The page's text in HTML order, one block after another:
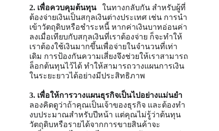
2. เพื่อควบคุมต้นทุน ในทางกลับกัน สำหรับผู้ที่
ต้องจ่ายเงินเป็นสกุลเงินต่างประเทศ เช่น การนำ
เข้าวัตถุดิบหรือชำระหนี้ หากค่าเงินบาทอ่อนค่า
ลงเมื่อเทียบกับสกุลเงินที่เราต้องจ่าย ก็จะทำให้
เราต้องใช้เงินมากขึ้นเพื่อจ่ายในจำนวนที่เท่า
เดิม การป้องกันความเสี่ยงจึงช่วยให้เราสามารถ
ล็อกต้นทุนไว้ได้ ทำให้สามารถวางแผนการเงิน
ในระยะยาวได้อย่างมีประสิทธิภาพ
3. เพื่อให้การวางแผนธุรกิจเป็นไปอย่างแม่นยำ
ลองคิดดูว่าถ้าคุณเป็นเจ้าของธุรกิจ และต้องทำ
งบประมาณสำหรับปีหน้า แต่คุณไม่รู้ว่าต้นทุน
วัตถุดิบหรือรายได้จากการขายสินค้าจะ